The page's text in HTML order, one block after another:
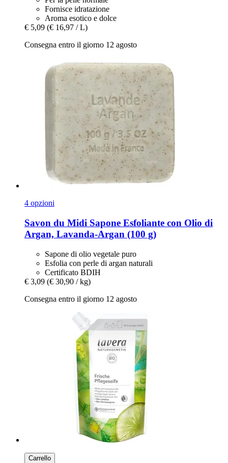
Fornisce idratazione
Aroma esotico e dolce
€ 5,09 (€ 16,97 / L)
Consegna entro il giorno 12 agosto
4 opzioni
Savon du Midi Sapone Esfoliante con Olio di
Argan, Lavanda-​Argan (100 g)
Sapone di olio vegetale puro
Esfolia con perle di argan naturali
Certificato BDIH
€ 3,09 (€ 30,90 / kg)
Consegna entro il giorno 12 agosto
Carrello